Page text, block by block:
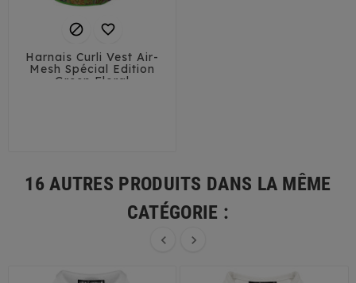
 
Harnais Curli Vest Air-
Mesh Spécial Edition
Green Floral
16 AUTRES PRODUITS DANS LA MÊME
CATÉGORIE :
 